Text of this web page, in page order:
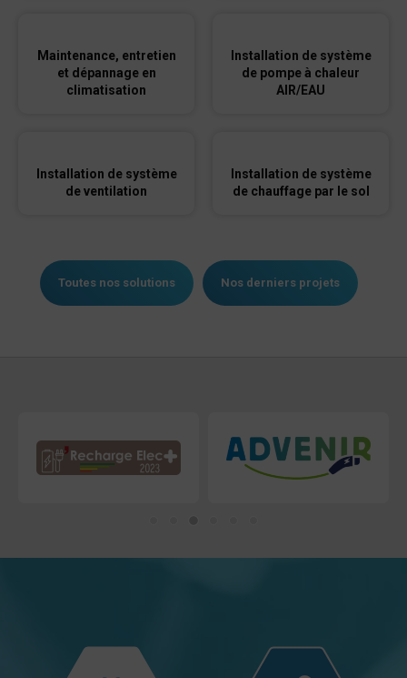
Maintenance, entretien
et dépannage en
climatisation
Installation de système
de pompe à chaleur
AIR/EAU
Installation de système
de ventilation
Installation de système
de chauffage par le sol
Toutes nos solutions Nos derniers projets